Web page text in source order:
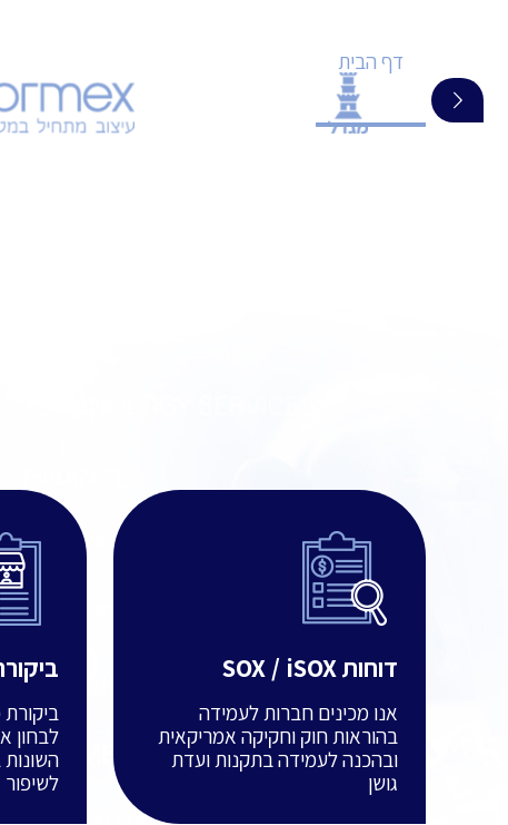
דף הבית
דוחות SOX / iSOX
אנו מכינים חברות לעמידה
בהוראות חוק וחקיקה אמריקאית
ובהכנה לעמידה בתקנות ועדת
גושן
לבחון
השונות
לשיפור